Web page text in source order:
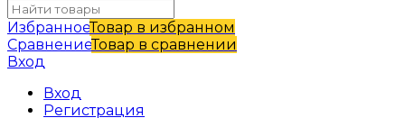
ИзбранноеТовар в избранном
СравнениеТовар в сравнении
Вход
Вход
Регистрация